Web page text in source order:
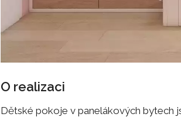
O realizaci
Dětské pokoje v panelákových bytech